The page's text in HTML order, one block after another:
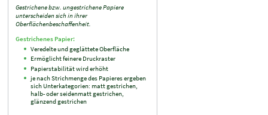
Gestrichene bzw. ungestrichene Papiere
unterscheiden sich in ihrer
Oberflächenbeschaffenheit.
Gestrichenes Papier:
Veredelte und geglättete Oberfläche
Ermöglicht feinere Druckraster
Papierstabilität wird erhöht
je nach Strichmenge des Papieres ergeben
sich Unterkategorien: matt gestrichen,
halb- oder seidenmatt gestrichen,
glänzend gestrichen